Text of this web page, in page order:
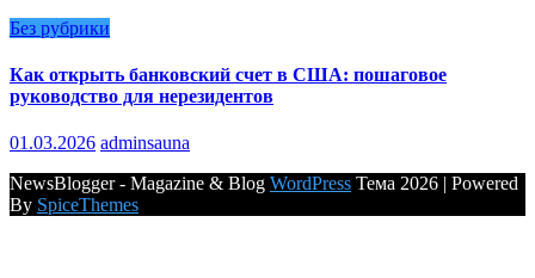
Без рубрики
Как открыть банковский счет в США: пошаговое
руководство для нерезидентов
01.03.2026 adminsauna
NewsBlogger - Magazine & Blog WordPress Тема 2026 | Powered
By SpiceThemes